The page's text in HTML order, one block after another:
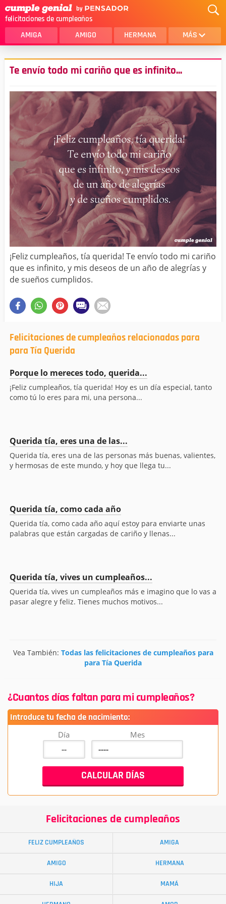
felicitaciones de cumpleaños
AMIGA AMIGO HERMANA MÁS
MAMA
AMOR
SOBRINA
HIJA
HERMANO
HIJO
NOVIA
ESPOSO
PAPA
HOMBRE
TIA
CUÑADA
ALGUIEN ESPECIAL
PRIMO
TODAS LAS CATEGORÍAS
Te envío todo mi cariño que es infinito...
¡Feliz cumpleaños, tía querida! Te envío todo mi cariño
que es infinito, y mis deseos de un año de alegrías y
de sueños cumplidos.
Felicitaciones de cumpleaños relacionadas para
para Tía Querida
Porque lo mereces todo, querida...
¡Feliz cumpleaños, tía querida! Hoy es un día especial, tanto
como tú lo eres para mi, una persona...
Querida tía, eres una de las...
Querida tía, eres una de las personas más buenas, valientes,
y hermosas de este mundo, y hoy que llega tu...
Querida tía, como cada año
Querida tía, como cada año aquí estoy para enviarte unas
palabras que están cargadas de cariño y llenas...
Querida tía, vives un cumpleaños...
Querida tía, vives un cumpleaños más e imagino que lo vas a
pasar alegre y feliz. Tienes muchos motivos...
Vea También: Todas las felicitaciones de cumpleaños para
para Tía Querida
¿Cuantos días faltan para mi cumpleaños?
Introduce tu fecha de nacimiento:
Día Mes
Felicitaciones de cumpleaños
FELIZ CUMPLEAÑOS AMIGA
AMIGO HERMANA
HIJA MAMÁ